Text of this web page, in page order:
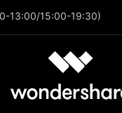
13:00/15:00-19:30)